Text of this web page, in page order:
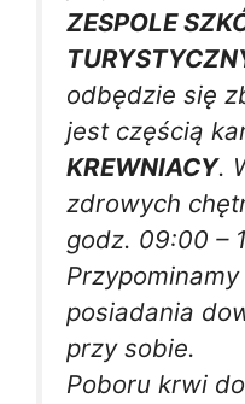
ZESPOLE
odbędzie się
jest częścią
KREWNIACY.
zdrowych
godz. 09:00 –
posiadania
przy sobie.
Poboru krwi